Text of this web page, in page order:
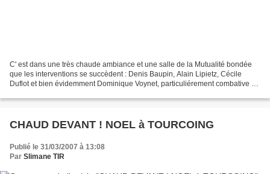
C' est dans une très chaude ambiance et une salle de la Mutualité bondée
que les interventions se succèdent : Denis Baupin, Alain Lipietz, Cécile
Duflot et bien évidemment Dominique Voynet, particuliérement combative et
CHAUD DEVANT ! NOEL à TOURCOING
Publié le 31/03/2007 à 13:08
Par Slimane TIR